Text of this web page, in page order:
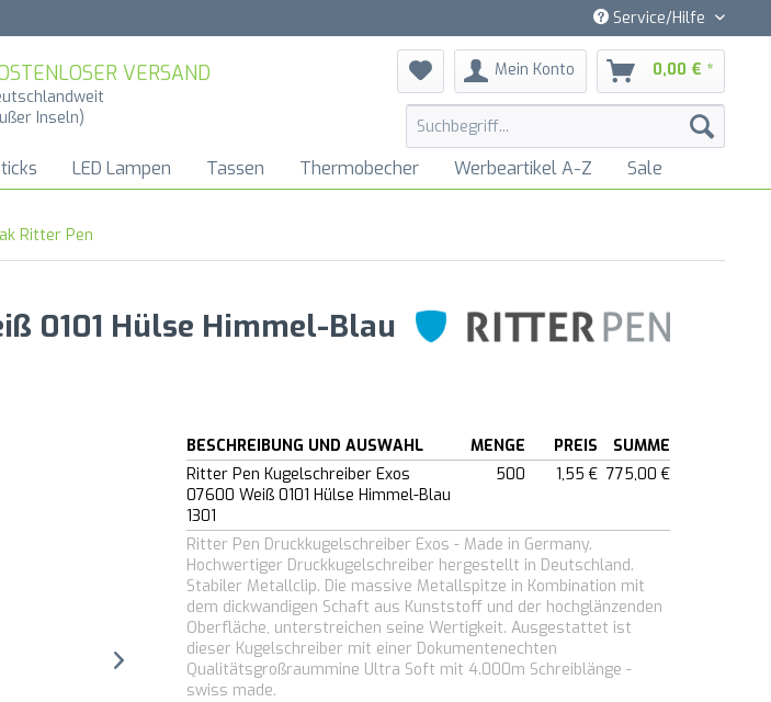
Service/Hilfe
VERSAND
Inseln)
Mein Konto 0,00 € *
LED Lampen Tassen Thermobecher Werbeartikel A-Z Sale
Ritter Pen
0101 Hülse Himmel-Blau
BESCHREIBUNG UND AUSWAHL MENGE PREIS
SUMME
Ritter Pen Kugelschreiber Exos
07600 Weiß 0101 Hülse Himmel-Blau
1301
500 1,55 € 775,00 €
Ritter Pen Druckkugelschreiber Exos - Made in Germany.
Hochwertiger Druckkugelschreiber hergestellt in Deutschland.
Stabiler Metallclip. Die massive Metallspitze in Kombination mit
dem dickwandigen Schaft aus Kunststoff und der hochglänzenden
Oberfläche, unterstreichen seine Wertigkeit. Ausgestattet ist
dieser Kugelschreiber mit einer Dokumentenechten
Qualitätsgroßraummine Ultra Soft mit 4.000m Schreiblänge -
swiss made.